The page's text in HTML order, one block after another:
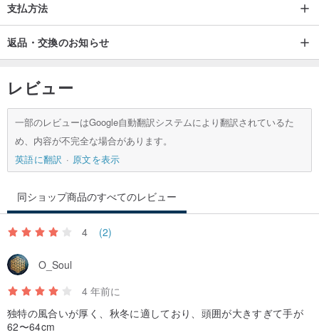
支払方法
返品・交換のお知らせ
レビュー
一部のレビューはGoogle自動翻訳システムにより翻訳されているた
め、内容が不完全な場合があります。
英語に翻訳
原文を表示
同ショップ商品のすべてのレビュー
4 (2)
O_Soul
4 年前に
独特の風合いが厚く、秋冬に適しており、頭囲が大きすぎて手が
62〜64cm